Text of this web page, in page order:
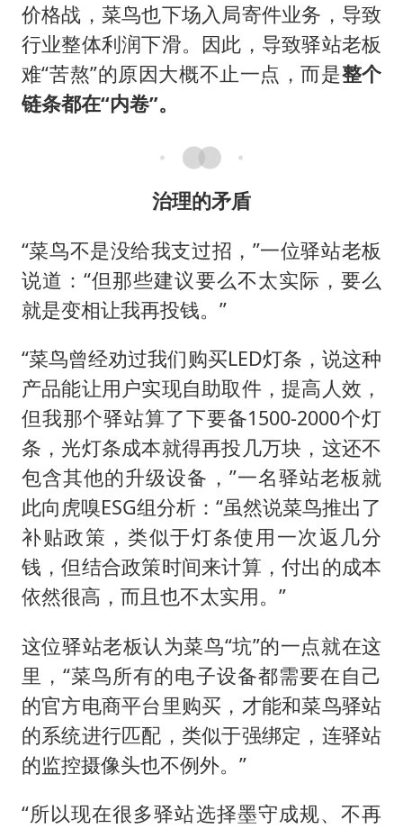
价格战，菜鸟也下场入局寄件业务，导致
行业整体利润下滑。因此，导致驿站老板
难“苦熬”的原因大概不止一点，而是整个
链条都在“内卷”。
治理的矛盾
“菜鸟不是没给我支过招，”一位驿站老板
说道：“但那些建议要么不太实际，要么
就是变相让我再投钱。”
“菜鸟曾经劝过我们购买LED灯条，说这种
产品能让用户实现自助取件，提高人效，
但我那个驿站算了下要备1500-2000个灯
条，光灯条成本就得再投几万块，这还不
包含其他的升级设备，”一名驿站老板就
此向虎嗅ESG组分析：“虽然说菜鸟推出了
补贴政策，类似于灯条使用一次返几分
钱，但结合政策时间来计算，付出的成本
依然很高，而且也不太实用。”
这位驿站老板认为菜鸟“坑”的一点就在这
里，“菜鸟所有的电子设备都需要在自己
的官方电商平台里购买，才能和菜鸟驿站
的系统进行匹配，类似于强绑定，连驿站
的监控摄像头也不例外。”
“所以现在很多驿站选择墨守成规、不再